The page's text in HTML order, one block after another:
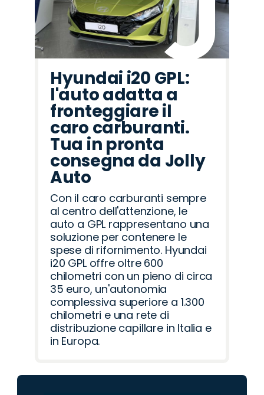
Hyundai i20 GPL:
l'auto adatta a
fronteggiare il
caro carburanti.
Tua in pronta
consegna da Jolly
Auto
Con il caro carburanti sempre
al centro dell'attenzione, le
auto a GPL rappresentano una
soluzione per contenere le
spese di rifornimento. Hyundai
i20 GPL offre oltre 600
chilometri con un pieno di circa
35 euro, un'autonomia
complessiva superiore a 1.300
chilometri e una rete di
distribuzione capillare in Italia e
in Europa.